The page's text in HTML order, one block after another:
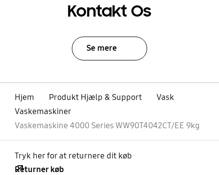
Kontakt Os
Se mere
Hjem Produkt Hjælp & Support
Vask
Vaskemaskiner
Vaskemaskine 4000 Series WW90T4042CT/EE 9kg
Tryk her for at returnere dit køb
Returner køb